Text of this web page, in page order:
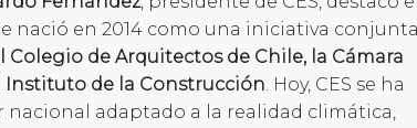
nació en 2014 como una iniciativa conjunta
de Arquitectos de Chile, la Cámara
Instituto de la Construcción. Hoy, CES se ha
adaptado a la realidad climática,